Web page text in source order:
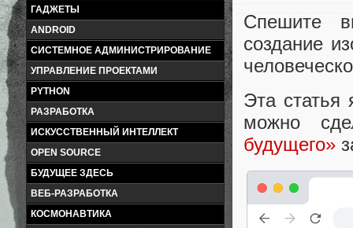
ГАДЖЕТЫ
ANDROID
СИСТЕМНОЕ АДМИНИСТРИРОВАНИЕ
УПРАВЛЕНИЕ ПРОЕКТАМИ
PYTHON
РАЗРАБОТКА
ИСКУССТВЕННЫЙ ИНТЕЛЛЕКТ
OPEN SOURCE
БУДУЩЕЕ ЗДЕСЬ
ВЕБ-РАЗРАБОТКА
КОСМОНАВТИКА
Спешите
создание
Эта статья
можно
будущего»